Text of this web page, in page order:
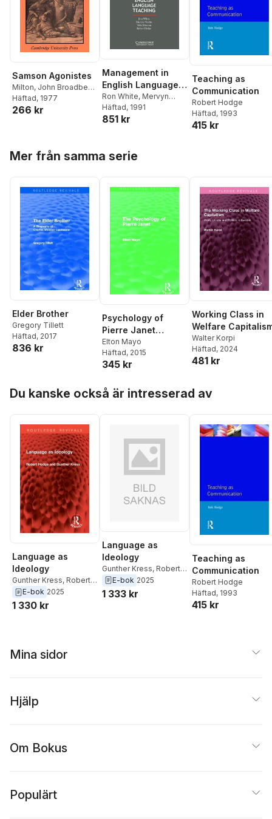
Samson Agonistes
Milton, John Broadbent
Robert Hodge
Häftad, 1977
266 kr
Management in
English Language
Teaching
Ron White, Mervyn
Martin,Mike Stimson
Robert Hodge
Häftad, 1991
851 kr
Teaching as
Communication
Robert Hodge
Häftad, 1993
415 kr
Mer från samma serie
Elder Brother
Gregory Tillett
Häftad, 2017
836 kr
Psychology of
Pierre Janet
(Routledge
Revivals)
Elton Mayo
Häftad, 2015
345 kr
Working Class in
Welfare
Walter Korpi
Häftad, 2024
481 kr
Du kanske också är intresserad av
Language as
Ideology
Gunther Kress, Robert
Hodge
E-bok 2025
1 330 kr
Language as
Ideology
Gunther Kress, Robert
Hodge
E-bok 2025
1 333 kr
Teaching as
Communication
Robert Hodge
Häftad, 1993
415 kr
Mina sidor
Hjälp
Om Bokus
Populärt